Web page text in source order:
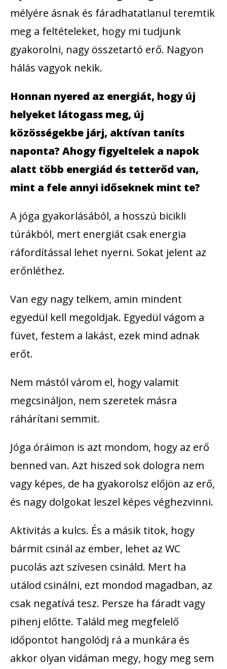
mélyére ásnak és fáradhatatlanul teremtik
meg a feltételeket, hogy mi tudjunk
gyakorolni, nagy összetartó erő. Nagyon
hálás vagyok nekik.
Honnan nyered az energiát, hogy új
helyeket látogass meg, új
közösségekbe járj, aktívan taníts
naponta? Ahogy figyeltelek a napok
alatt több energiád és tetterőd van,
mint a fele annyi időseknek mint te?
A jóga gyakorlásából, a hosszú bicikli
túrákból, mert energiát csak energia
ráfordítással lehet nyerni. Sokat jelent az
erőnléthez.
Van egy nagy telkem, amin mindent
egyedül kell megoldjak. Egyedül vágom a
füvet, festem a lakást, ezek mind adnak
erőt.
Nem mástól várom el, hogy valamit
megcsináljon, nem szeretek másra
ráhárítani semmit.
Jóga óráimon is azt mondom, hogy az erő
benned van. Azt hiszed sok dologra nem
vagy képes, de ha gyakorolsz előjön az erő,
és nagy dolgokat leszel képes véghezvinni.
Aktivitás a kulcs. És a másik titok, hogy
bármit csinál az ember, lehet az WC
pucolás azt szívesen csináld. Mert ha
utálod csinálni, ezt mondod magadban, az
csak negatívá tesz. Persze ha fáradt vagy
pihenj előtte. Találd meg megfelelő
időpontot hangolódj rá a munkára és
akkor olyan vidáman megy, hogy meg sem